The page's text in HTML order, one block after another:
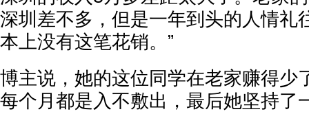
深圳差不多，但是一年到头的人情礼
本上没有这笔花销。”
博主说，她的这位同学在老家赚得少
每个月都是入不敷出，最后她坚持了